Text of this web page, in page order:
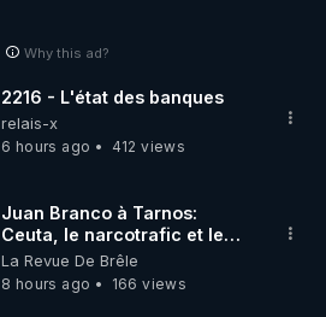
Why this ad?
2216 - L'état des banques
relais-x
6 hours ago
412 views
Juan Branco à Tarnos:
Ceuta, le narcotrafic et le
pouvoir en France
La Revue De Brêle
8 hours ago
166 views